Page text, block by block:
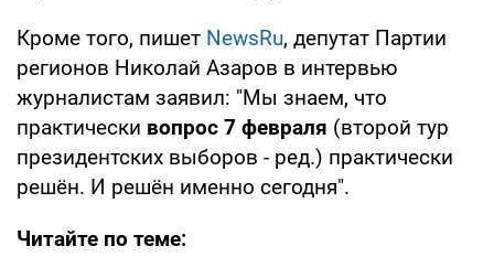
Кроме того, пишет NewsRu, депутат Партии
регионов Николай Азаров в интервью
журналистам заявил: "Мы знаем, что
практически вопрос 7 февраля (второй тур
президентских выборов - ред.) практически
решён. И решён именно сегодня".
Читайте по теме: